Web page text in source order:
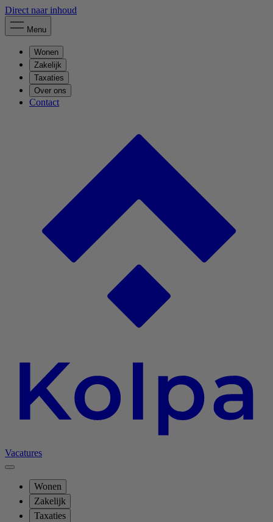
Direct naar inhoud
Menu
Wonen
Zakelijk
Taxaties
Over ons
Contact
Vacatures
Wonen
Zakelijk
Taxaties